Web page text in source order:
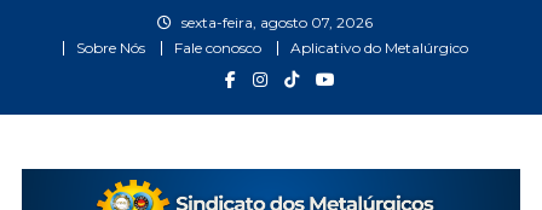
sexta-feira, agosto 07, 2026
Sobre Nós
Fale conosco Aplicativo do Metalúrgico
Metalúrgicos Santo André